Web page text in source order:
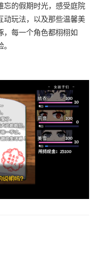
忘的假期时光，感受庭院
动玩法，以及那些温馨美
，每一个角色都栩栩如